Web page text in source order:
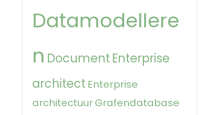
Datamodellere
n Document Enterprise
architect Enterprise
architectuurGrafendatabase